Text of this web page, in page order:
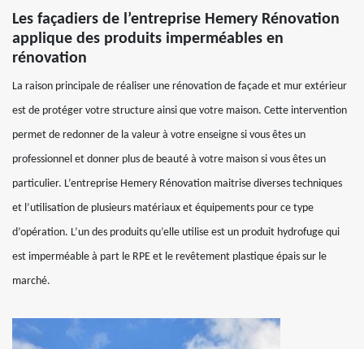
Les façadiers de l’entreprise Hemery Rénovation
applique des produits imperméables en
rénovation
La raison principale de réaliser une rénovation de façade et mur extérieur
est de protéger votre structure ainsi que votre maison. Cette intervention
permet de redonner de la valeur à votre enseigne si vous êtes un
professionnel et donner plus de beauté à votre maison si vous êtes un
particulier. L’entreprise Hemery Rénovation maitrise diverses techniques
et l’utilisation de plusieurs matériaux et équipements pour ce type
d’opération. L’un des produits qu’elle utilise est un produit hydrofuge qui
est imperméable à part le RPE et le revêtement plastique épais sur le
marché.